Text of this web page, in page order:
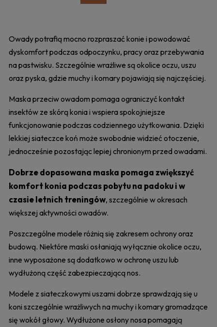
Owady potrafią mocno rozpraszać konie i powodować
dyskomfort podczas odpoczynku, pracy oraz przebywania
na pastwisku. Szczególnie wrażliwe są okolice oczu, uszu
oraz pyska, gdzie muchy i komary pojawiają się najczęściej.
Maska przeciw owadom pomaga ograniczyć kontakt
insektów ze skórą konia i wspiera spokojniejsze
funkcjonowanie podczas codziennego użytkowania. Dzięki
lekkiej siateczce koń może swobodnie widzieć otoczenie,
jednocześnie pozostając lepiej chronionym przed owadami.
Dobrze dopasowana maska pomaga zwiększyć
komfort konia podczas pobytu na padoku i w
czasie letnich treningów, szczególnie w okresach
większej aktywności owadów.
Poszczególne modele różnią się zakresem ochrony oraz
budową. Niektóre maski osłaniają wyłącznie okolice oczu,
inne wyposażone są dodatkowo w ochronę uszu lub
wydłużoną część zabezpieczającą nos.
Modele z siateczkowymi uszami dobrze sprawdzają się u
koni szczególnie wrażliwych na muchy i komary gromadzące
się wokół głowy. Wydłużone osłony nosa pomagają